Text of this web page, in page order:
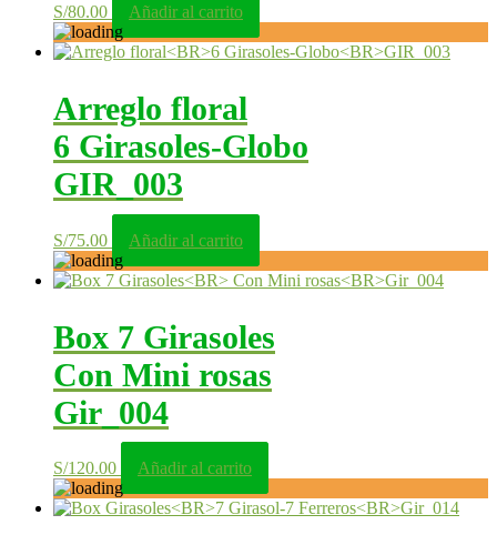
S/80.00 Añadir al carrito
Arreglo floral
6 Girasoles-Globo
GIR_003
S/75.00 Añadir al carrito
Box 7 Girasoles
Con Mini rosas
Gir_004
S/120.00 Añadir al carrito